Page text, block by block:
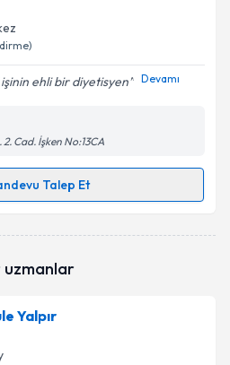
ehli bir diyetisyen Devamı
Cad. İşken No:13CA
Talep Et
Talebi
randevu almanız için bir
uzmanlar
Yalpır